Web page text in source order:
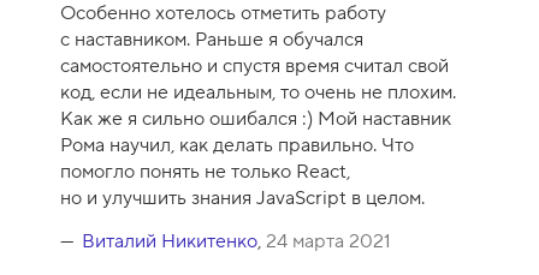
Особенно хотелось отметить работу
с наставником. Раньше я обучался
самостоятельно и спустя время считал свой
код, если не идеальным, то очень не плохим.
Как же я сильно ошибался :) Мой наставник
Рома научил, как делать правильно. Что
помогло понять не только React,
но и улучшить знания JavaScript в целом.
Виталий Никитенко, 24 марта 2021